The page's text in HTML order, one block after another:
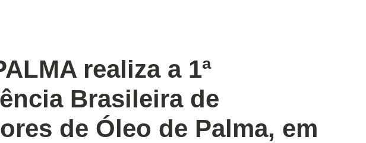
realiza a 1ª
Brasileira de
de Óleo de Palma, em